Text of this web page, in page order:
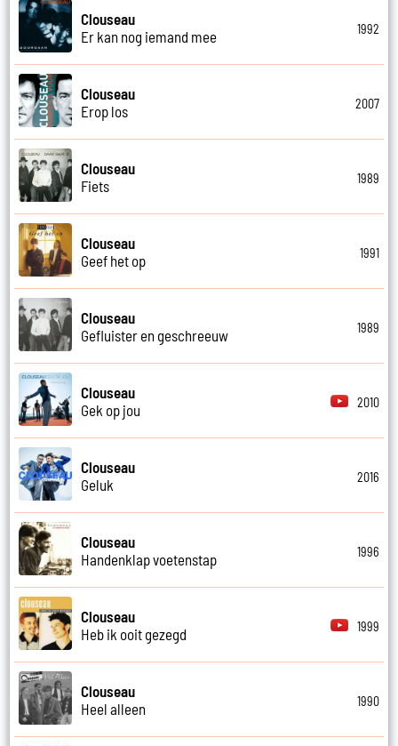
Clouseau
Er kan nog iemand mee
1992
Clouseau
Erop los
2007
Clouseau
Fiets
1989
Clouseau
Geef het op
1991
Clouseau
Gefluister en geschreeuw
1989
Clouseau
Gek op jou
2010
Clouseau
Geluk
2016
Clouseau
Handenklap voetenstap
1996
Clouseau
Heb ik ooit gezegd
1999
Clouseau
Heel alleen
1990